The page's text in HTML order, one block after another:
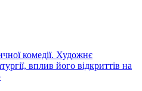
комедії. Художнє
вплив його відкриттів на